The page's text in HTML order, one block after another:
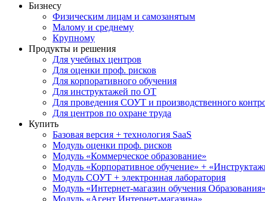
Бизнесу
Физическим лицам и самозанятым
Малому и среднему
Крупному
Продукты и решения
Для учебных центров
Для оценки проф. рисков
Для корпоративного обучения
Для инструктажей по ОТ
Для проведения СОУТ и производственного
Для центров по охране труда
Купить
Базовая версия + технология SaaS
Модуль оценки проф. рисков
Модуль «Коммерческое образование»
Модуль «Корпоративное обучение» +
Модуль СОУТ + электронная лаборатория
Модуль «Интернет-магазин обучения Образования»
Модуль «Агент Интернет-магазина»